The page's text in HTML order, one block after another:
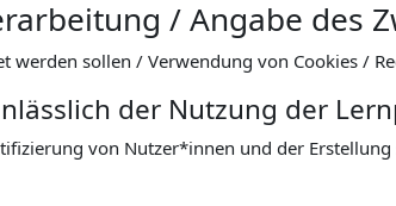
/ Angabe des
werden sollen / Verwendung von Cookies /
der Nutzung der
von Nutzer*innen und der